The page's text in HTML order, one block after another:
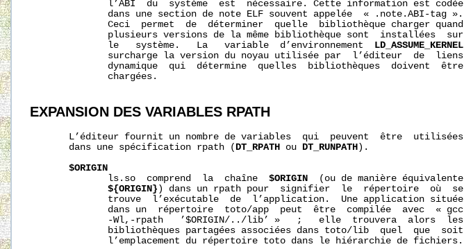
              l’ABI  du  système  est  nécessaire. Cette information est codée
              dans une section de note ELF souvent appelée  « .note.ABI-tag ».
              Ceci  permet  de  déterminer  quelle  bibliothèque charger quand
              plusieurs versions de la même bibliothèque sont  installées  sur
              le   système.   La   variable  d’environnement
LD_ASSUME_KERNEL
              surcharge la version du noyau utilisée par  l’éditeur  de  liens
              dynamique  qui  détermine  quelles  bibliothèques  doivent  être
              chargées.
EXPANSION DES VARIABLES RPATH
       L’éditeur fournit un nombre de variables  qui  peuvent  être  utilisées
       dans une spécification rpath (
DT_RPATH ou DT_RUNPATH ).
$ORIGIN
              ls.so  comprend  la  chaîne
$ORIGIN
  (ou de manière équivalente
${ORIGIN} ) dans un rpath pour  signifier  le  répertoire  où  se
              trouve  l’exécutable  de  l’application.  Une application située
              dans un  répertoire  toto/app  peut  être  compilée  avec  « gcc
              -Wl,-rpath   ’$ORIGIN/..
/lib’ »   ;   elle  trouvera  alors  les
              bibliothèques partagées associées dans toto/lib  quel  que  soit
              l’emplacement du répertoire toto dans le hiérarchie de fichiers.